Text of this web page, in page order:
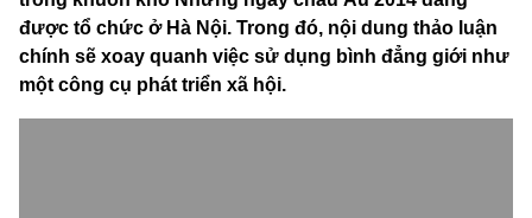
được tổ chức ở Hà Nội. Trong đó, nội dung thảo luận
chính sẽ xoay quanh việc sử dụng bình đẳng giới như
một công cụ phát triển xã hội.